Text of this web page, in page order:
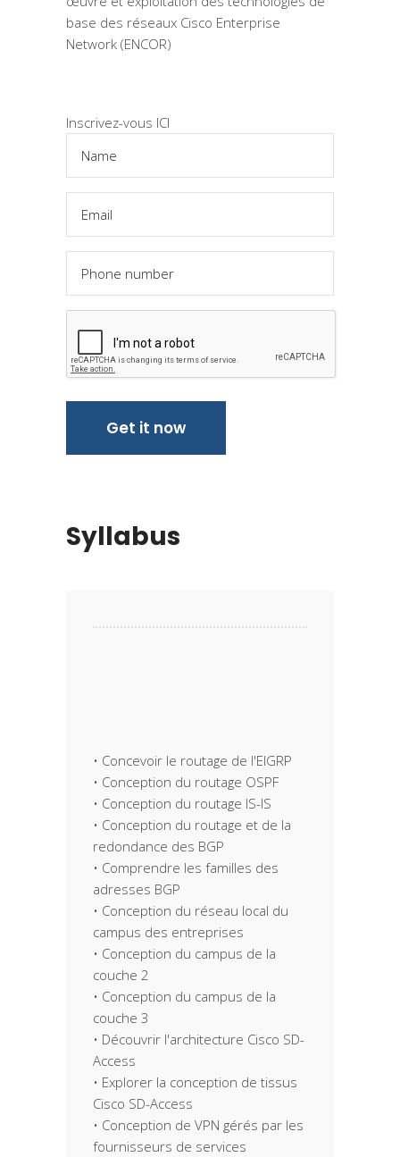
base des réseaux Cisco Enterprise
Network (ENCOR)
Inscrivez-vous ICI
Syllabus
• Concevoir le routage de l'EIGRP
• Conception du routage OSPF
• Conception du routage IS-IS
• Conception du routage et de la
redondance des BGP
• Comprendre les familles des
adresses BGP
• Conception du réseau local du
campus des entreprises
• Conception du campus de la
couche 2
• Conception du campus de la
couche 3
• Découvrir l'architecture Cisco SD-
Access
• Explorer la conception de tissus
Cisco SD-Access
• Conception de VPN gérés par les
fournisseurs de services